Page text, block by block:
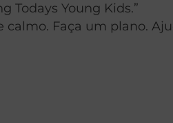
Todays Young Kids.”
Faça um plano.